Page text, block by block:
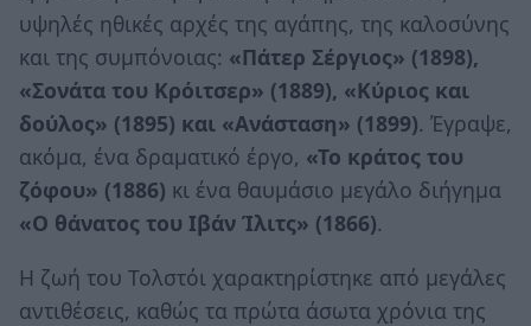
υψηλές ηθικές αρχές της αγάπης, της καλοσύνης
και της συμπόνοιας: «Πάτερ Σέργιος» (1898),
«Σονάτα του Κρόιτσερ» (1889), «Κύριος και
δούλος» (1895) και «Ανάσταση» (1899). Έγραψε,
ακόμα, ένα δραματικό έργο, «Το κράτος του
ζόφου» (1886) κι ένα θαυμάσιο μεγάλο διήγημα
«Ο θάνατος του Ιβάν Ίλιτς» (1866).
Η ζωή του Τολστόι χαρακτηρίστηκε από μεγάλες
αντιθέσεις, καθώς τα πρώτα άσωτα χρόνια της